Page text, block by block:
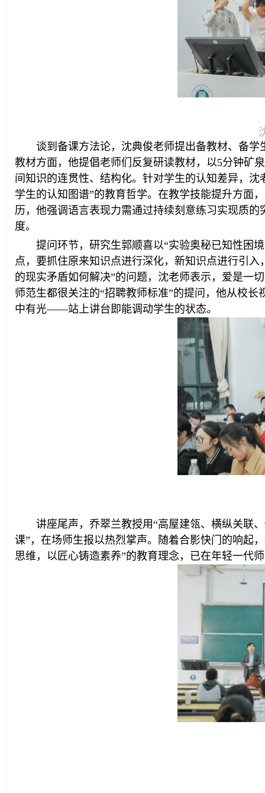
谈到备课方法论，沈典俊老师提出备教材、备
教材方面，他提倡老师们反复研读教材，以5分钟矿
间知识的连贯性、结构化。针对学生的认知差异，
学生的认知图谱”的教育哲学。在教学技能提升方面
历，他强调语言表现力需通过持续刻意练习实现质
度。
提问环节，研究生郭顺喜以“实验奥秘已知性困
点，要抓住原来知识点进行深化，新知识点进行引
的现实矛盾如何解决”的问题，沈老师表示，爱是一
师范生都很关注的“招聘教师标准”的提问，他从校
中有光——站上讲台即能调动学生的状态。
讲座尾声，乔翠兰教授用“高屋建瓴、横纵关联
课”，在场师生报以热烈掌声。随着合影快门的响起
思维，以匠心铸造素养”的教育理念，已在年轻一代